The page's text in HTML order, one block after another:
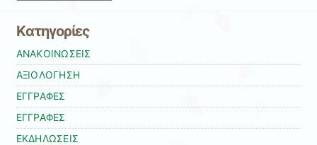
Kατηγορίες
ΑΝΑΚΟΙΝΩΣΕΙΣ
ΑΞΙΟΛΟΓΗΣΗ
ΕΓΓΡΑΦΕΣ
ΕΓΓΡΑΦΕΣ
ΕΚΔΗΛΩΣΕΙΣ